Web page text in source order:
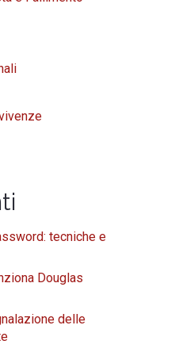
tecniche e
Douglas
delle